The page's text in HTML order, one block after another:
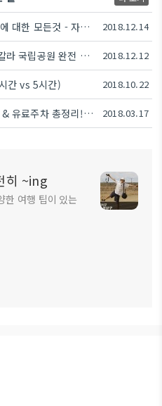
하와이 렌터카 / 보험 및 추가요금에 대한 모든것 - 자차, 대인/대물, 자손 2018.12.14
[하와이 자유여행] 마우이 할레아칼라 국립공원 완전 정복 (일출, 트레일) 2018.12.12
간 vs 5시간) 2018.10.22
하와이 오아후 와이키키 무료주차 & 유료주차 총정리! 2018 Ver 2018.03.17
히 ~ing
한 여행 팁이 있는